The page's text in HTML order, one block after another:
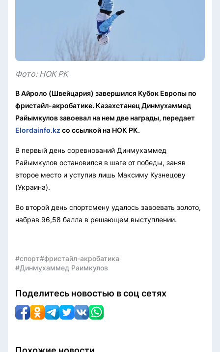
Фото: НОК РК
В Айроло (Швейцария) завершился Кубок Европы по
фристайл-акробатике. Казахстанец Динмухаммед
Райымкулов завоевал на нем две награды, передает
Elordainfo.kz со ссылкой на НОК РК.
В первый день соревнований Динмухаммед
Райымкулов остановился в шаге от победы, заняв
второе место и уступив лишь Максиму Кузнецову
(Украина).
Во второй день спортсмену удалось завоевать золото,
набрав 96,58 балла в решающем выступлении.
#спорт#фристайл-акробатика
#Динмухаммед Раимкулов
Поделитесь новостью в соц сетях